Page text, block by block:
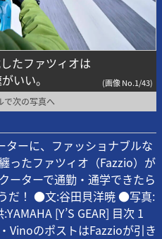
たファツィオは
いい。
(画像 No.1/43)
で次の写真へ
ーに、ファッショナブルな
ったファツィオ（Fazzio）が
ターで通勤・通学できたら
だ！ ●文:谷田貝洋暁 ●写真:
[Y’S GEAR] 目次 1
VinoのポストはFazzioが引き